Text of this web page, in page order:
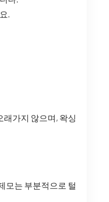
.
래가지 않으며, 왁싱
모는 부분적으로 털